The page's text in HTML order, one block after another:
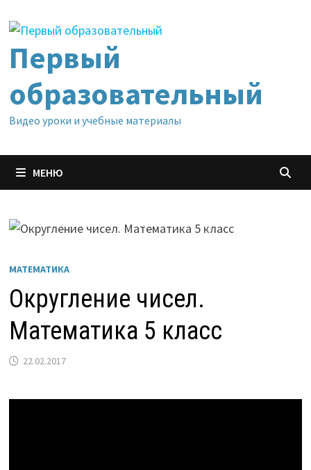
содержимому
Первый
образовательный
Видео уроки и учебные материалы
МЕНЮ
МАТЕМАТИКА
Округление чисел.
Математика 5 класс
22.02.2017